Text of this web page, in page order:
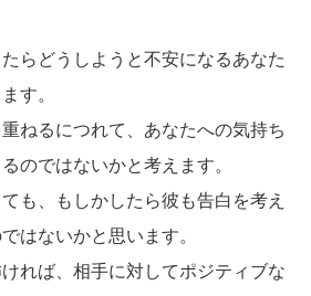
らどうしようと不安になるあなた
す。
ねるにつれて、あなたへの気持ち
のではないかと考えます。
も、もしかしたら彼も告白を考え
はないかと思います。
れば、相手に対してポジティブな